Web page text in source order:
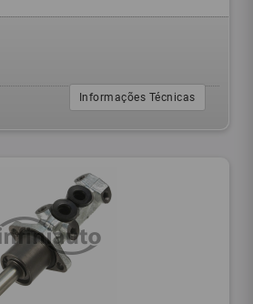
Informações Técnicas